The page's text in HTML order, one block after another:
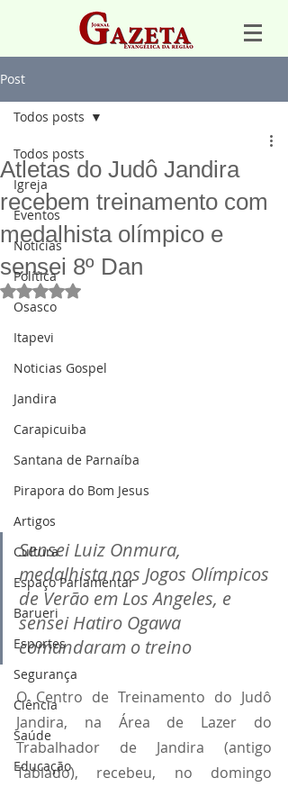
Post
Todos posts
Igreja
Eventos
Notícias
Política
Osasco
Itapevi
Noticias Gospel
Jandira
Carapicuiba
Santana de Parnaíba
Pirapora do Bom Jesus
Artigos
Cultura
Espaço Parlamentar
Barueri
Esportes
Segurança
Ciência
Saúde
Educação
Todos posts
Atletas do Judô Jandira
recebem treinamento com
medalhista olímpico e
sensei 8º Dan
Avaliado com NaN de 5 estrelas.
Sensei Luiz Onmura,
medalhista nos Jogos Olímpicos
de Verão em Los Angeles, e
sensei Hatiro Ogawa
comandaram o treino
O Centro de Treinamento do Judô
Jandira, na Área de Lazer do
Trabalhador de Jandira (antigo
Tablado), recebeu, no domingo